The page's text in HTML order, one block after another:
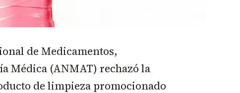
de Medicamentos,
Médica (ANMAT) rechazó la
de limpieza promocionado